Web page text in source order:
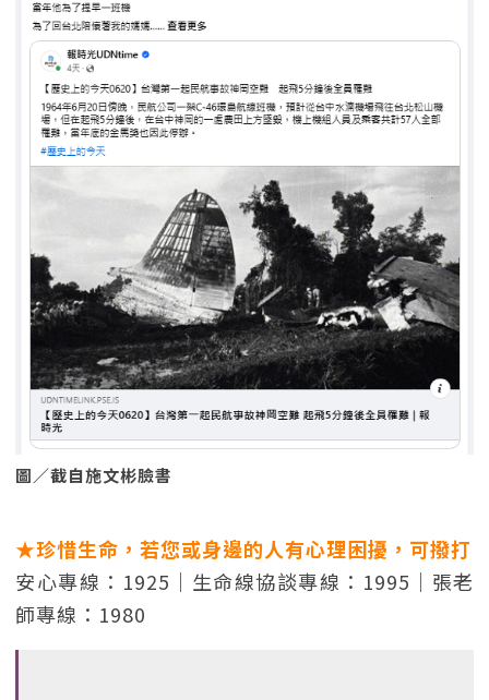
圖／截自施文彬臉書
★珍惜生命，若您或身邊的人有心理困擾，可撥打
安心專線：1925｜生命線協談專線：1995｜張老
師專線：1980